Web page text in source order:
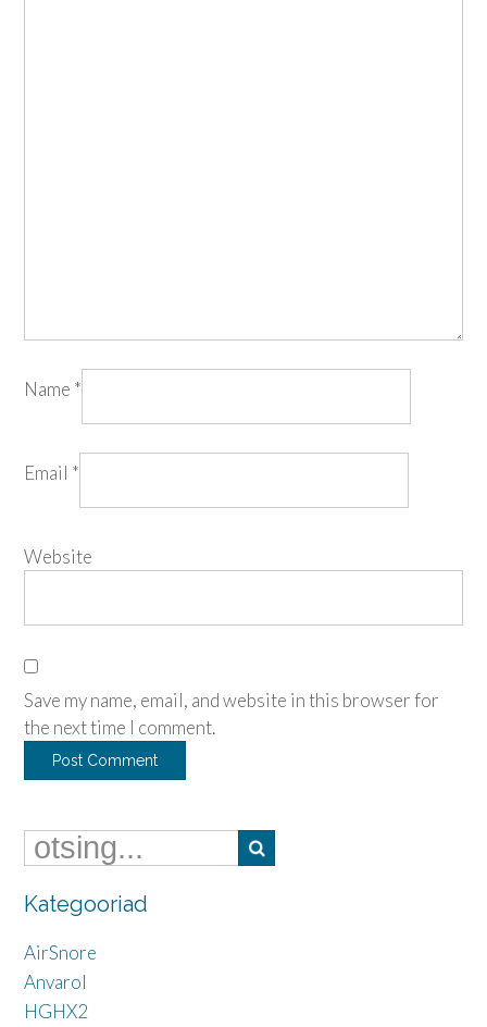
Name *
Email *
Website
Save my name, email, and website in this browser for
the next time I comment.
Kategooriad
AirSnore
Anvarol
HGHX2